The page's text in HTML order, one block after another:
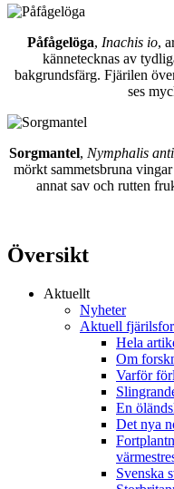
Påfågelöga, Inachis io,
kännetecknas av
bakgrundsfärg. Fjärilen
ses
Sorgmantel, Nymphalis
mörkt sammetsbruna
annat sav och rutten
Översikt
Aktuellt
Nyheter
Aktuell
Hela
Om
Varför
En
Det nya
Svenska